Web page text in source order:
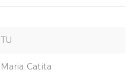
TU
Maria Catita